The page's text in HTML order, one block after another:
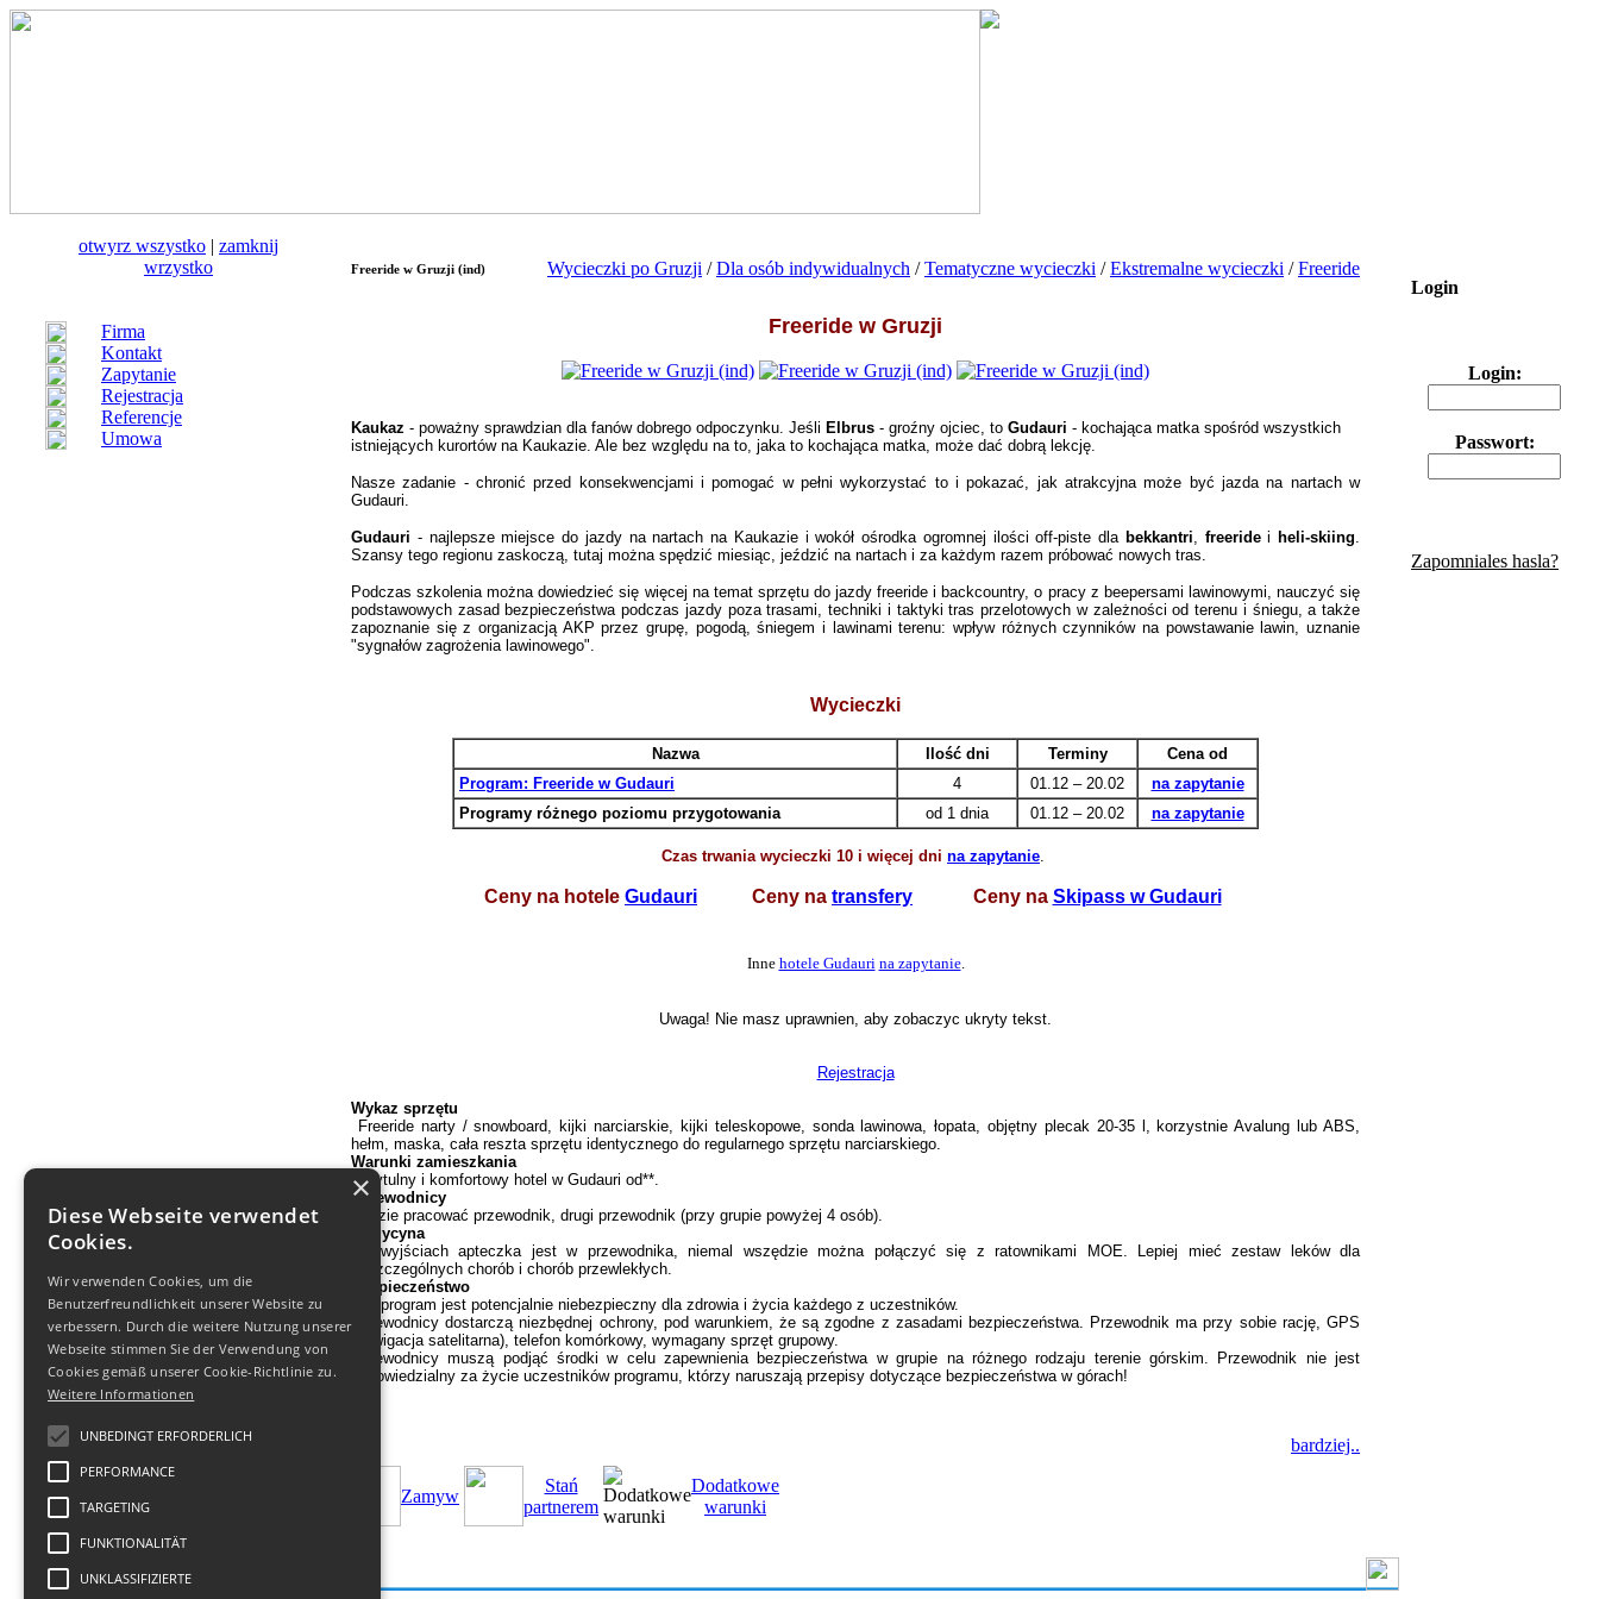
otwуrz wszystko | zamknij
wrzystko
Firma
Kontakt
Zapytanie
Rejestracja
Referencje
Umowa
Freeride w Gruzji (ind) Wycieczki po Gruzji /Dla osób indywidualnych /Tematyczne wycieczki /Ekstremalne wycieczki /Freeride
Freeride w Gruzji
Kaukaz - poważny sprawdzian dla fanów dobrego odpoczynku. Jeśli Elbrus - groźny ojciec, to Gudauri - kochająca matka spośród wszystkich
istniejących kurortów na Kaukazie. Ale bez względu na to, jaka to kochająca matka, może dać dobrą lekcję.
Nasze zadanie - chronić przed konsekwencjami i pomogać w pełni wykorzystać to i pokazać, jak atrakcyjna może być jazda na nartach w
Gudauri.
Gudauri - najlepsze miejsce do jazdy na nartach na Kaukazie i wokół ośrodka ogromnej ilości off-piste dla bekkantri, freeridei heli-skiing.
Szansy tego regionu zaskoczą, tutaj można spędzić miesiąc, jeździć na nartach i za każdym razem próbować nowych tras.
Podczas szkolenia można dowiedzieć się więcej na temat sprzętu do jazdy freeride i backcountry, o pracy z beepersami lawinowymi, nauczyć się
podstawowych zasad bezpieczeństwa podczas jazdy poza trasami, techniki i taktyki tras przelotowych w zależności od terenu i śniegu, a także
zapoznanie się z organizacją AKP przez grupę, pogodą, śniegem i lawinami terenu: wpływ różnych czynników na powstawanie lawin, uznanie
"sygnałów zagrożenia lawinowego".
Wycieczki
Nazwa Ilość dni Terminy
Cena od
Program: Freeride w Gudauri
4 01.12 – 20.02
na zapytanie
Programy różnego poziomu przygotowania
od 1 dnia 01.12 – 20.02 na zapytanie
Czas trwania wycieczki 10 i więcej dni na zapytanie.
Ceny na hotele Gudauri Ceny na transfery Ceny na Skipass w Gudauri
Inne hotele Gudauri na zapytanie.
Uwaga! Nie masz uprawnien, aby zobaczyc ukryty tekst.
Rejestracja
Wykaz sprzętu
Freeride narty / snowboard, kijki narciarskie, kijki teleskopowe, sonda lawinowa, łopata, objętny plecak 20-35 l, korzystnie Avalung lub ABS,
hełm, maska, cała reszta sprzętu identycznego do regularnego sprzętu narciarskiego.
Warunki zamieszkania
Przytulny i komfortowy hotel w Gudauri od**.
Przewodnicy
Będzie pracować przewodnik, drugi przewodnik (przy grupie powyżej 4 osób).
Medycyna
Na wyjściach apteczka jest w przewodnika, niemal wszędzie można połączyć się z ratownikami MOE. Lepiej mieć zestaw leków dla
poszczególnych chorób i chorób przewlekłych.
Bezpieczeństwo
Ten program jest potencjalnie niebezpieczny dla zdrowia i życia każdego z uczestników.
Przewodnicy dostarczą niezbędnej ochrony, pod warunkiem, że są zgodne z zasadami bezpieczeństwa. Przewodnik ma przy sobie rację, GPS
(nawigacja satelitarna), telefon komórkowy, wymagany sprzęt grupowy.
Przewodnicy muszą podjąć środki w celu zapewnienia bezpieczeństwa w grupie na różnego rodzaju terenie górskim. Przewodnik nie jest
odpowiedzialny za życie uczestników programu, którzy naruszają przepisy dotyczące bezpieczeństwa w górach!
bardziej..
Zamуw
Stań
partnerem
Dodatkowe
warunki
Login
Login:
Passwort:
Zapomniales hasla?
×
Diese Webseite verwendet
Cookies.
Wir verwenden Cookies, um die
Benutzerfreundlichkeit unserer Website zu
verbessern. Durch die weitere Nutzung unserer
Webseite stimmen Sie der Verwendung von
Cookies gemäß unserer Cookie-Richtlinie zu.
Weitere Informationen
UNBEDINGT ERFORDERLICH
PERFORMANCE
TARGETING
FUNKTIONALITÄT
UNKLASSIFIZIERTE